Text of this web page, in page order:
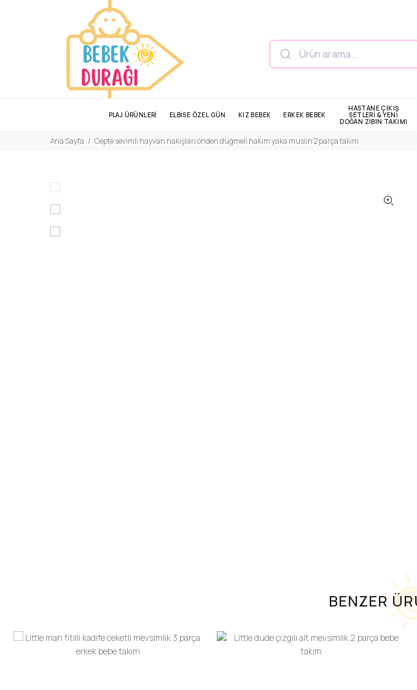
PLAJ ÜRÜNLERİ ELBİSE ÖZEL GÜN KIZ BEBEK ERKEK BEBEK
HASTANE ÇIKIŞ
SETLERİ & YENİ
DOĞAN ZIBIN TAKIMI
Ana Sayfa Cepte sevimli hayvan nakışları önden düğmeli hakim yaka muslin 2 parça takım
BENZER